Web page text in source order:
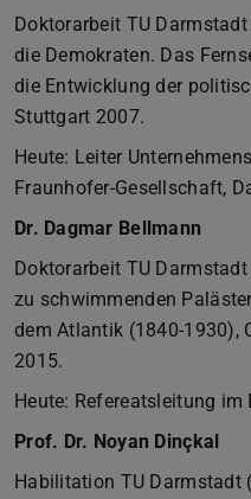
Doktorarbeit TU
die Demokraten. Das
die Entwicklung der
Stuttgart 2007.
Heute: Leiter
Fraunhofer-Gesellschaft,
Dr. Dagmar Bellmann
Doktorarbeit TU
zu schwimmenden
dem Atlantik (1840-1930),
2015.
Heute: Refereatsleitung im
Prof. Dr. Noyan Dinçkal
Habilitation TU Darmstadt